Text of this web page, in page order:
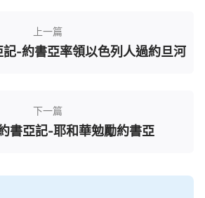
上一篇
-約書亞率領以色列人過約旦河
下一篇
書亞記-耶和華勉勵約書亞